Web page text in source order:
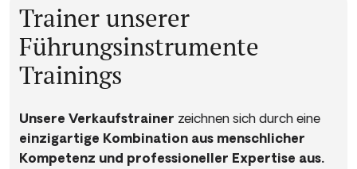
Trainer unserer
Führungsinstrumente
Trainings
Unsere Verkaufstrainer zeichnen sich durch eine
einzigartige Kombination aus menschlicher
Kompetenz und professioneller Expertise aus.